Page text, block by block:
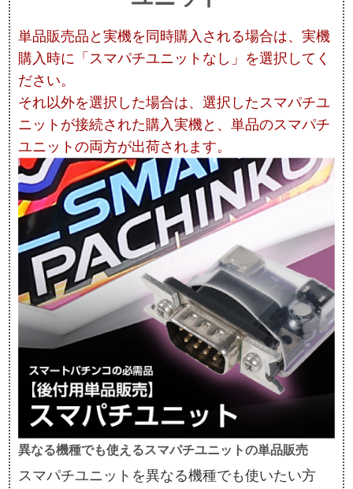
単品販売品と実機を同時購入される場合は、実機
購入時に「スマパチユニットなし」を選択してく
ださい。
それ以外を選択した場合は、選択したスマパチユ
ニットが接続された購入実機と、単品のスマパチ
ユニットの両方が出荷されます。
異なる機種でも使えるスマパチユニットの単品販売
スマパチユニットを異なる機種でも使いたい方